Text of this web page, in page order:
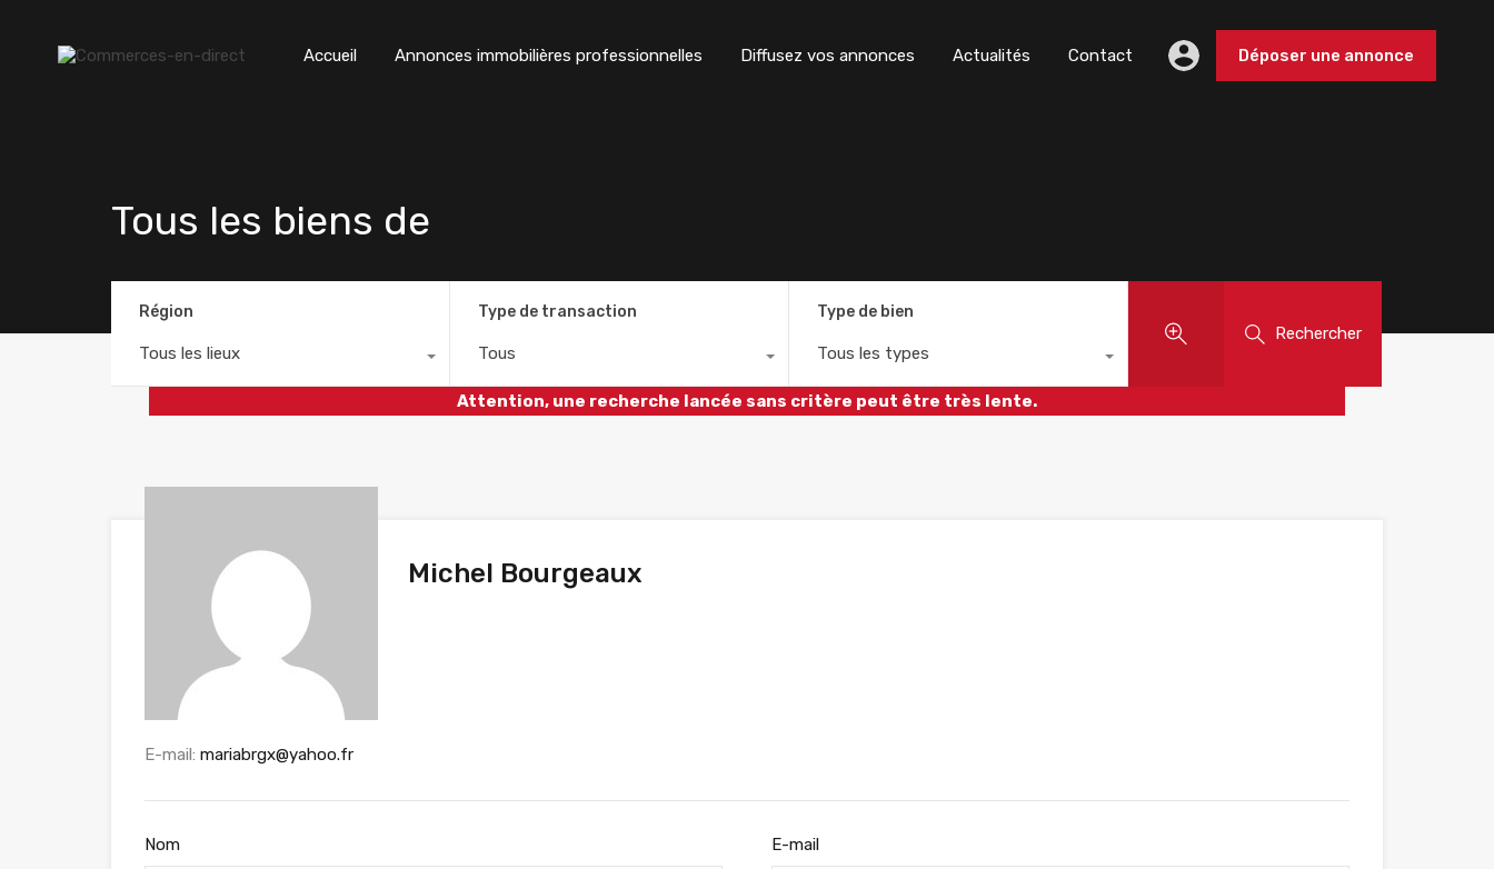
Accueil Annonces immobilières professionnelles Diffusez vos annonces Actualités Contact Déposer une annonce
Tous les biens de
Région
Tous les lieux
Type de transaction
Tous
Type de bien
Tous les types
Rechercher
Attention, une recherche lancée sans critère peut être très lente.
Michel Bourgeaux
E-mail: mariabrgx@yahoo.fr
Nom E-mail